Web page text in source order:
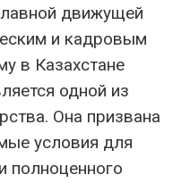
движущей
и кадровым
в Казахстане
одной из
Она призвана
условия для
полноценного